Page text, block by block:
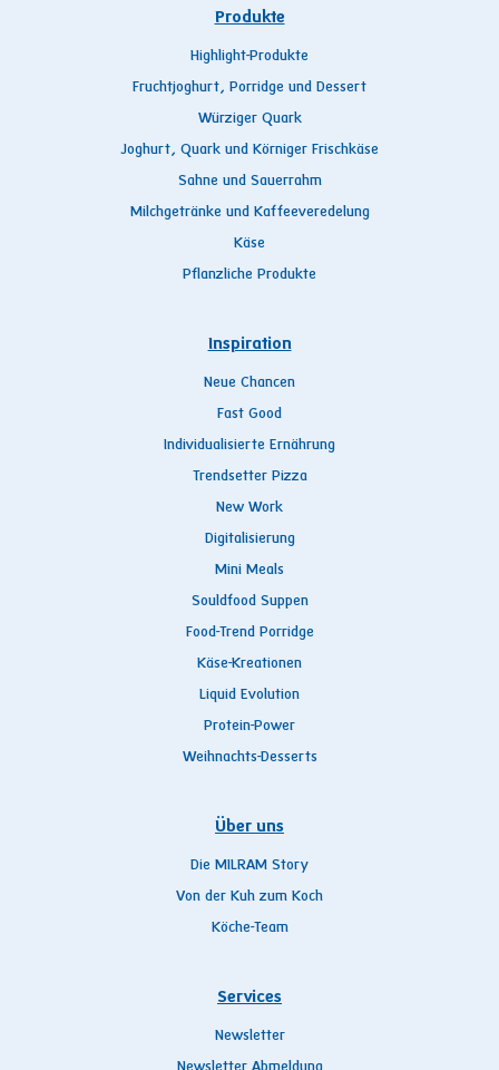
Produkte
Highlight-Produkte
Fruchtjoghurt, Porridge und Dessert
Würziger Quark
Joghurt, Quark und Körniger Frischkäse
Sahne und Sauerrahm
Milchgetränke und Kaffeeveredelung
Käse
Pflanzliche Produkte
Inspiration
Neue Chancen
Fast Good
Individualisierte Ernährung
Trendsetter Pizza
New Work
Digitalisierung
Mini Meals
Souldfood Suppen
Food-Trend Porridge
Käse-Kreationen
Liquid Evolution
Protein-Power
Weihnachts-Desserts
Über uns
Die MILRAM Story
Von der Kuh zum Koch
Köche-Team
Services
Newsletter